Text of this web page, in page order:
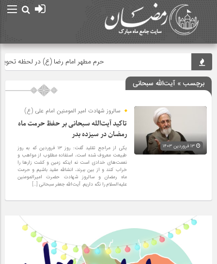
حرم مطهر امام رضا (ع) در لحظه تحویل
برچسب » آیت‌الله سبحانی
سالروز شهادت امیر المومنین امام علی (ع)
تاکید آیت‌الله سبحانی بر حفظ حرمت ماه
رمضان در سیزده بدر
یکی از مراجع تقلید گفت: روز ۱۳ فروردین که به روز
طبیعت معروف شده است، استفاده مطلوب از مواهب و
نعمت‌های خدادی است نه اینکه زمین و کشت زار‌ها را
خراب کنند و از بین ببرند، انشالله مقید باشیم و حرمت
ماه رمضان و سالروز شهادت حضرت امیرالمومنین
علیه‌السلام را نگه داریم. آیت‌الله جعفر سبحانی […]